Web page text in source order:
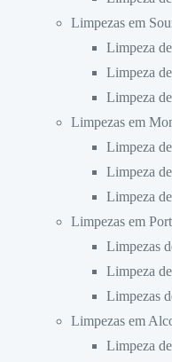
Limpezas em
Limpeza
Limpeza
Limpeza
Limpezas em
Limpeza
Limpeza
Limpeza
Limpezas em
Limpezas
Limpeza
Limpezas
Limpezas em
Limpeza